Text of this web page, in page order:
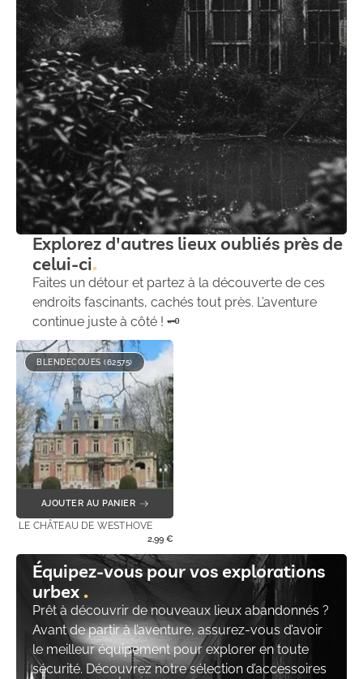
Explorez d'autres lieux oubliés près de
celui-ci
Faites un détour et partez à la découverte de ces
endroits fascinants, cachés tout près. L’aventure
continue juste à côté ! 🗝️
BLENDECQUES (62575)
AJOUTER AU PANIER
LE CHÂTEAU DE WESTHOVE
2,99 €
Équipez-vous pour vos explorations
urbex
Prêt à découvrir de nouveaux lieux abandonnés ?
Avant de partir à l’aventure, assurez-vous d’avoir
le meilleur équipement pour explorer en toute
sécurité. Découvrez notre sélection d’accessoires